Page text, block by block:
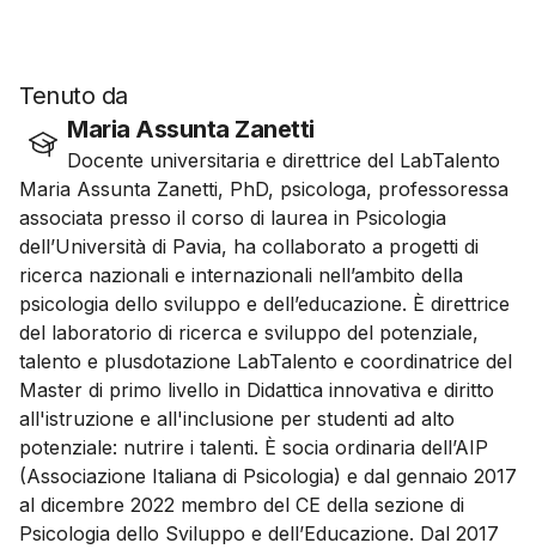
Tenuto da
Maria Assunta Zanetti
Docente universitaria e direttrice del LabTalento
Maria Assunta Zanetti, PhD, psicologa, professoressa
associata presso il corso di laurea in Psicologia
dell’Università di Pavia, ha collaborato a progetti di
ricerca nazionali e internazionali nell’ambito della
psicologia dello sviluppo e dell’educazione. È direttrice
del laboratorio di ricerca e sviluppo del potenziale,
talento e plusdotazione LabTalento e coordinatrice del
Master di primo livello in Didattica innovativa e diritto
all'istruzione e all'inclusione per studenti ad alto
potenziale: nutrire i talenti. È socia ordinaria dell’AIP
(Associazione Italiana di Psicologia) e dal gennaio 2017
al dicembre 2022 membro del CE della sezione di
Psicologia dello Sviluppo e dell’Educazione. Dal 2017